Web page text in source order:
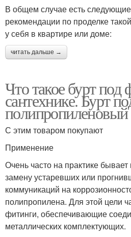
В общем случае есть
рекомендации по проделке
у себя в квартире или доме:
читать дальше →
Что такое бурт под
сантехнике. Бурт
полипропиленовый
С этим товаром покупают
Применение
Очень часто на практике
замену устаревших или
коммуникаций на
полипропилена. Для этой цели
фитинги, обеспечивающие
металлических комплектующих.